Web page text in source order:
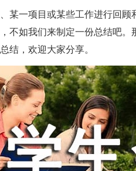
一项目或某些工作进行回顾
不如我们来制定一份总结吧
结，欢迎大家分享。